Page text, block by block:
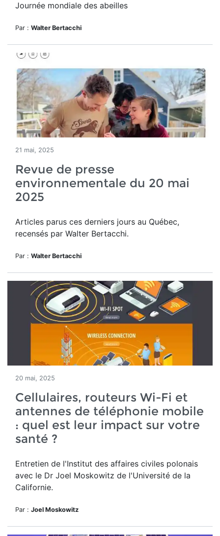
Journée mondiale des abeilles
Par : Walter Bertacchi
21 mai, 2025
Revue de presse
environnementale du 20 mai
2025
Articles parus ces derniers jours au Québec,
recensés par Walter Bertacchi.
Par : Walter Bertacchi
20 mai, 2025
Cellulaires, routeurs Wi-Fi et
antennes de téléphonie mobile
: quel est leur impact sur votre
santé ?
Entretien de l'Institut des affaires civiles polonais
avec le Dr Joel Moskowitz de l'Université de la
Californie.
Par : Joel Moskowitz